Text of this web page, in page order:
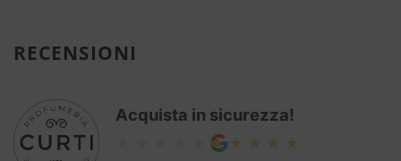
RECENSIONI
Acquista in sicurezza!